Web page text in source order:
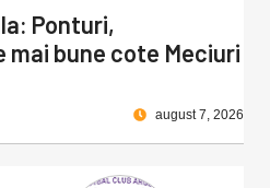
Ponturi,
bune cote Meciuri
august 7, 2026